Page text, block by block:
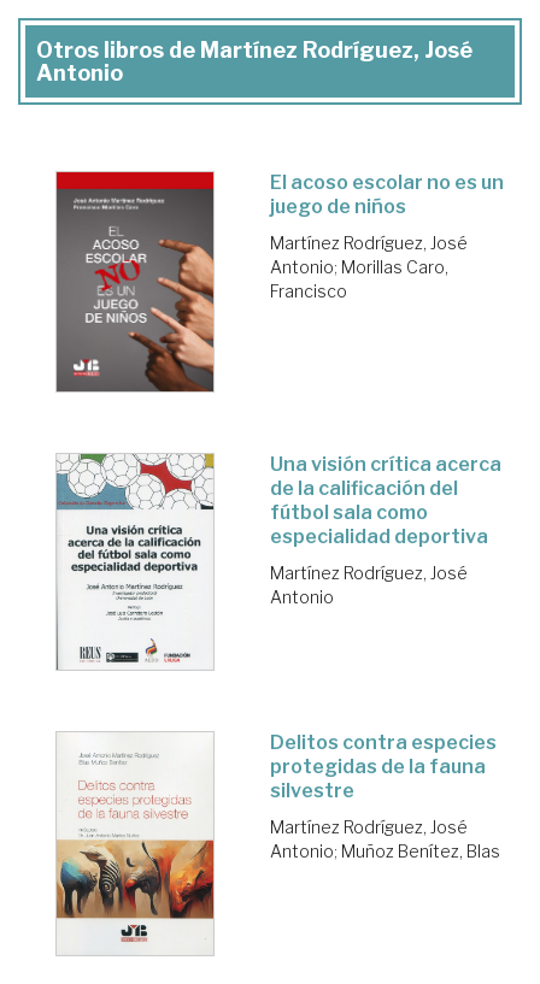
Otros libros de Martínez Rodríguez, José
Antonio
El acoso escolar no es un
juego de niños
Martínez Rodríguez, José
Antonio; Morillas Caro,
Francisco
Una visión crítica acerca
de la calificación del
fútbol sala como
especialidad deportiva
Martínez Rodríguez, José
Antonio
Delitos contra especies
protegidas de la fauna
silvestre
Martínez Rodríguez, José
Antonio; Muñoz Benítez, Blas